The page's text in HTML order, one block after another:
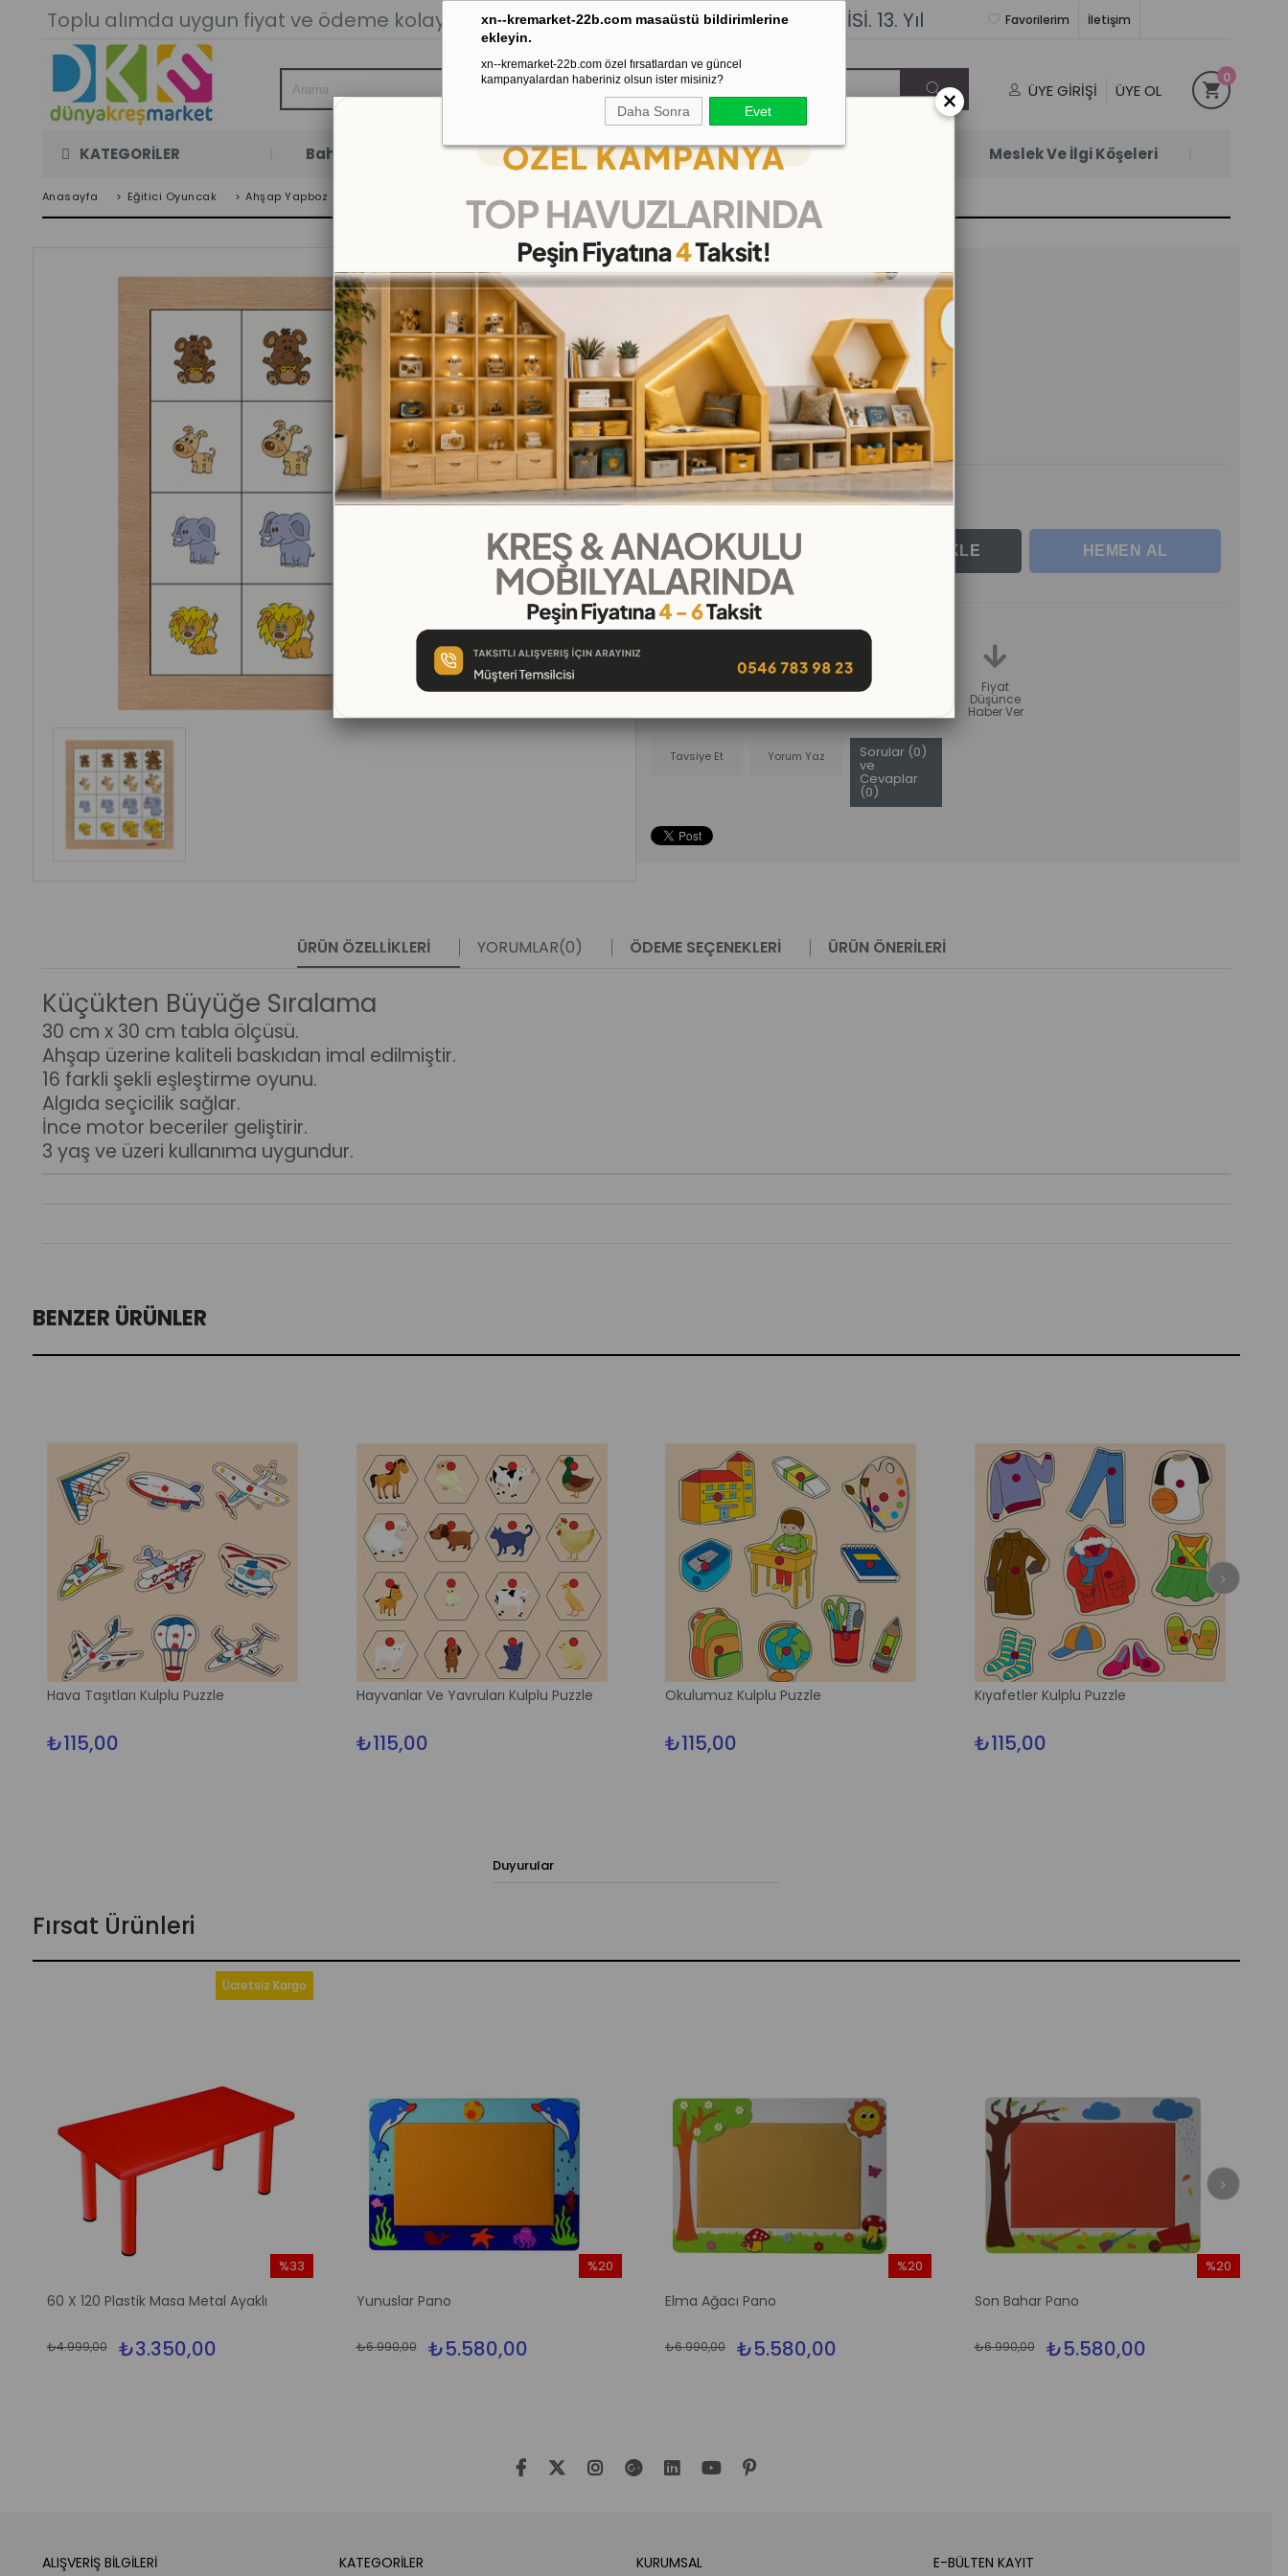
xn--kremarket-22b.com masaüstü bildirimlerine
ekleyin.
xn--kremarket-22b.com özel fırsatlardan ve güncel
kampanyalardan haberiniz olsun ister misiniz?
Daha Sonra Evet
Toplu alımda uygun fiyat ve ödeme kolaylığı. Stoktan Gönderim.% 100İADEGARANTİSİ. 13. Yıl İletişim
Favorilerim
ÜYE GIRIŞI ÜYE OL
0
KATEGORİLER Bahçe Oyun Odası Kaydırak Salıncak Tahterevalli Çok Satanlar Meslek Ve İlgi Köşeleri
Anasayfa > Eğitici Oyuncak > Ahşap Yapboz Oyuncakları Küçükten Büyüğe Sıralama
Küçükten Büyüğe Sıralama
(DKMCS509366)
%
17
İNDIRIM
₺119,00
(KDV Dahil)
₺99,00 (KDV Dahil)
₺11,00 `den başlayan taksitlerle
İstek Listeme Fiyat
Düşünce
Haber Ver
Tavsiye Et Yorum Yaz Sorular (0)
ve
Cevaplar
(0)
ÜRÜN ÖZELLIKLERI YORUMLAR(0) ÖDEME SEÇENEKLERI ÜRÜN ÖNERILERI
Küçükten Büyüğe Sıralama
30 cm x 30 cm tabla ölçüsü.
Ahşap üzerine kaliteli baskıdan imal edilmiştir.
16 farkli şekli eşleştirme oyunu.
Algıda seçicilik sağlar.
İnce motor beceriler geliştirir.
3 yaş ve üzeri kullanıma uygundur.
BENZER ÜRÜNLER
Hava Taşıtları Kulplu Puzzle
₺115,00
Hayvanlar Ve Yavruları Kulplu Puzzle
₺115,00
Okulumuz Kulplu Puzzle
₺115,00
Kıyafetler Kulplu Puzzle
₺115,00
Duyurular
Fırsat Ürünleri
60 X 120 Plastik Masa Metal Ayaklı
₺3.350,00
₺4.999,00
%33
Ücretsiz Kargo
Yunuslar Pano
₺5.580,00
₺6.990,00
%20
Elma Ağacı Pano
₺5.580,00
₺6.990,00
%20
Son Bahar Pano
₺5.580,00
₺6.990,00
%20
ALIŞVERİŞ BİLGİLERİ KATEGORİLER KURUMSAL E-BÜLTEN KAYIT
×